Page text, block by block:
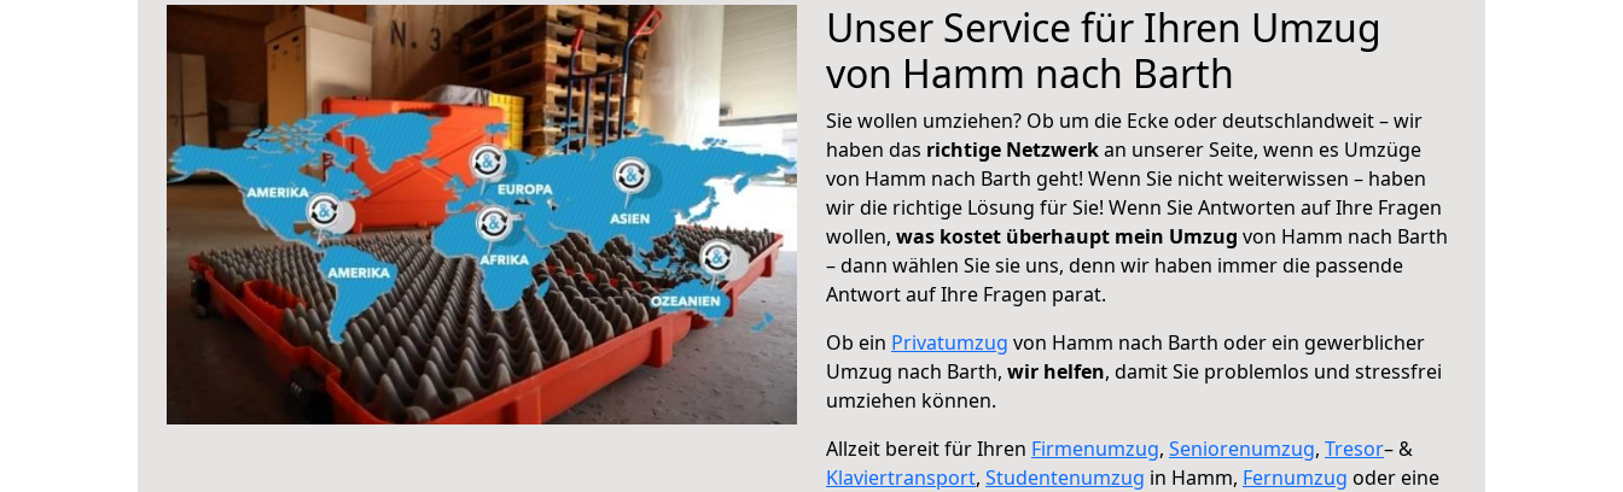
Unser Service für Ihren Umzug
von Hamm nach Barth
Sie wollen umziehen? Ob um die Ecke oder deutschlandweit – wir
haben das richtige Netzwerkan unserer Seite, wenn es Umzüge
von Hamm nach Barth geht! Wenn Sie nicht weiterwissen – haben
wir die richtige Lösung für Sie! Wenn Sie Antworten auf Ihre Fragen
wollen, was kostet überhaupt mein Umzug von Hamm nach Barth
– dann wählen Sie sie uns, denn wir haben immer die passende
Antwort auf Ihre Fragen parat.
Ob ein Privatumzug von Hamm nach Barth oder ein gewerblicher
Umzug nach Barth, wir helfen, damit Sie problemlos und stressfrei
umziehen können.
Allzeit bereit für Ihren Firmenumzug, Seniorenumzug, Tresor– &
Klaviertransport, Studentenumzug in Hamm, Fernumzug oder eine